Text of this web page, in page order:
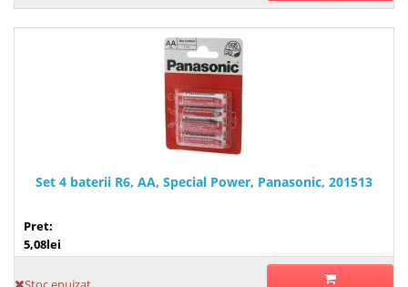
Set 4 baterii R6, AA, Special Power, Panasonic, 201513
Pret:
5,08lei